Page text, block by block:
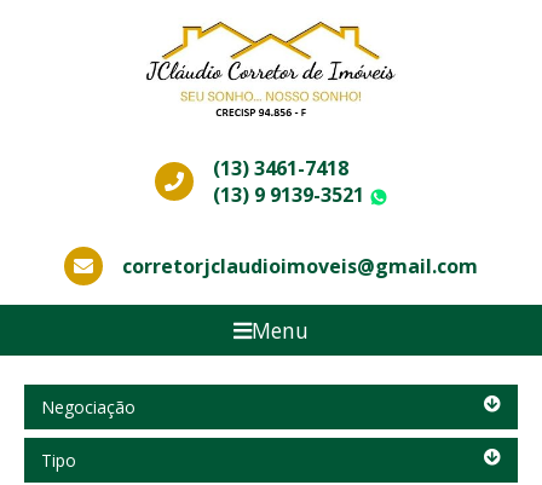
(13) 3461-7418
(13) 9 9139-3521
corretorjclaudioimoveis@gmail.com
Menu
Negociação
Tipo